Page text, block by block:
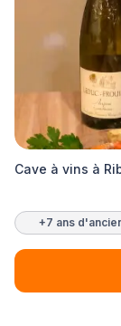
Cave à vins à
+7 ans